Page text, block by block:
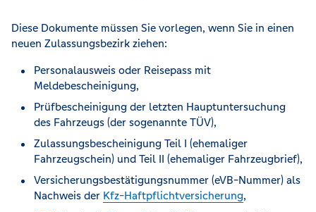
Diese Dokumente müssen Sie vorlegen, wenn Sie in einen
neuen Zulassungsbezirk ziehen:
Personalausweis oder Reisepass mit
Meldebescheinigung,
Prüfbescheinigung der letzten Hauptuntersuchung
des Fahrzeugs (der sogenannte TÜV),
Zulassungsbescheinigung Teil I (ehemaliger
Fahrzeugschein) und Teil II (ehemaliger Fahrzeugbrief),
Versicherungsbestätigungsnummer (eVB-Nummer) als
Nachweis der Kfz-Haftpflichtversicherung,